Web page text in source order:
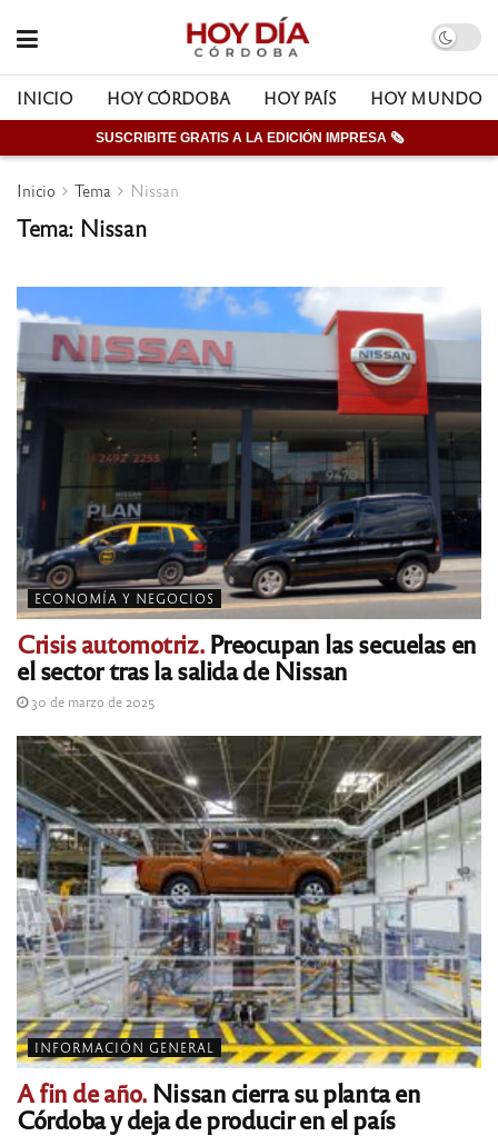
INICIO HOY CÓRDOBA HOY PAÍS HOY MUNDO
SUSCRIBITE GRATIS A LA EDICIÓN IMPRESA 🗞
Inicio Tema Nissan
Tema: Nissan
ECONOMÍA Y NEGOCIOS
Crisis automotriz.Preocupan las secuelas en
el sector tras la salida de Nissan
30 de marzo de 2025
INFORMACIÓN GENERAL
A fin de año.Nissan cierra su planta en
Córdoba y deja de producir en el país